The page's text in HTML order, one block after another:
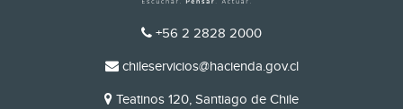
TELÉFONO
+56 2 2828 2000
EMAIL
chileservicios@hacienda.gov.cl
DIRECCIÓN
Teatinos 120, Santiago de Chile